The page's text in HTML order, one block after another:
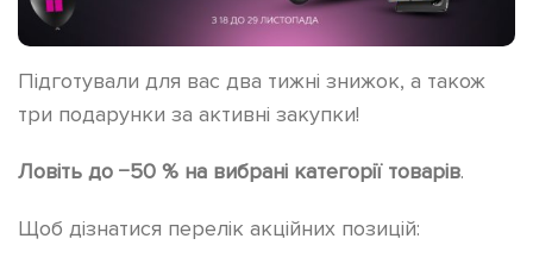
Підготували для вас два тижні знижок, а також
три подарунки за активні закупки!
Ловіть до −50 % на вибрані категорії товарів.
Щоб дізнатися перелік акційних позицій: